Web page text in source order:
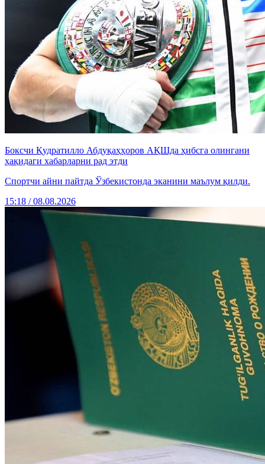
Боксчи Қудратилло Абдуқаҳҳоров АҚШда ҳибсга олингани
ҳақидаги хабарларни рад этди
Спортчи айни пайтда Ўзбекистонда эканини маълум қилди.
15:18 / 08.08.2026